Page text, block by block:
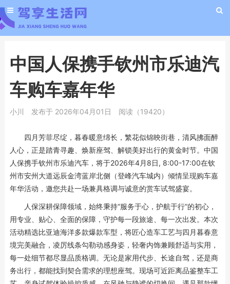
中国人保携手钦州市乐迪汽
车购车嘉年华
小川 发布于 2026年04月01日 阅读（19420）
四月芳菲尽绽，暮春暖意绵长，繁花似锦映街巷，清风拂面醉
人心，正是踏青寻趣、焕新座驾、解锁美好出行的黄金时节。中国
人保携手钦州市乐迪汽车，将于2026年4月8日, 8:00-17:00在钦
州市安州大道远辰金湾蓝岸北侧（登峰汽车城内）倾情呈现购车嘉
年华活动，邀您共赴一场兼具格调与诚意的赏车试驾盛宴。
人保深耕保障领域，始终秉持“服务于心，护航于行”的初心，
用专业、贴心、全面的保障，守护每一段旅途、每一次出发。本次
活动精选比亚迪海洋多款爆款车型，将匠心造车工艺与四月暮春意
境完美融合，凌厉线条勾勒动感身姿，轻奢内饰兼顾舒适与实用，
每一处细节都尽显品质格调。无论是家用代步、长途自驾，还是商
务出行，都能找到契合需求的理想座驾。现场可近距离品鉴整车工